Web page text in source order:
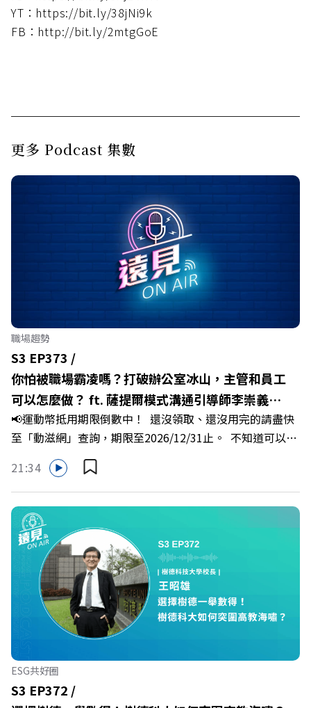
YT：https://bit.ly/38jNi9k
FB：http://bit.ly/2mtgGoE
更多 Podcast 集數
職場趨勢
S3 EP373 /
你怕被職場霸凌嗎？打破辦公室冰山，主管和員工
可以怎麼做？ ft. 薩提爾模式溝通引導師李崇義、
謝佳芸
📢運動幣抵用期限倒數中！ 還沒領取、還沒用完的請盡快
至「動滋網」查詢，期限至2026/12/31止。 不知道可以在
哪裡使用嗎？ 上「動滋網」【合作店家】專區，全台五千
多家合作業者任你選，馬上來找適用地點！ ➡️
https://fstry.pse.is/9epct2 —— 以上為 FMTaiwan 與
Firstory Podcast 廣告 —— 你常在職場中感到焦慮、害怕
犯錯，甚至覺得自己正遭受不友善的對待或霸凌嗎？當工作
中的人際摩擦、怕輸怕失敗的緊繃感成為日常，我們不能只
是委屈討好或一味逃避，更需要學會看透人際互動底層的
「職場冰山」。 本集《遠見 ON AIR》邀請到薩提爾模式溝
通引導師、天下文化新書《透視職場冰山》作者李崇義與謝
佳芸老師，帶你透過「冰山理論」拆解職場上的對立與衝
突，學會用「好奇」代替「批判」。即使在變動快速的AI時
代，也能幫自己打造不被成敗輕易定義的強韌自我。 🔺 職
場衝突與霸凌從何而來？🔺 如何用「冰山對話」看穿主管
焦慮，將對立化為合作？🔺 怎麼做到「好奇少一點、批判
21:34
ESG共好圈
S3 EP372 /